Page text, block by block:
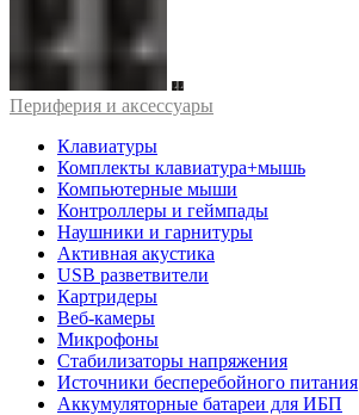
Периферия и аксессуары
Клавиатуры
Комплекты клавиатура+мышь
Компьютерные мыши
Контроллеры и геймпады
Наушники и гарнитуры
Активная акустика
USB разветвители
Картридеры
Веб-камеры
Микрофоны
Стабилизаторы напряжения
Источники бесперебойного питания
Аккумуляторные батареи для ИБП